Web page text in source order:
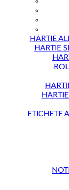
HARTIE
HARTIE
ETICHETE